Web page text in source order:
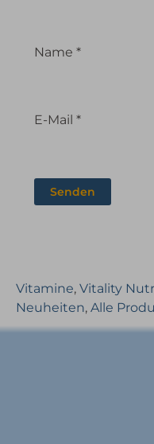
Name *
E-Mail *
Vitamine, Vitality
Neuheiten, Alle